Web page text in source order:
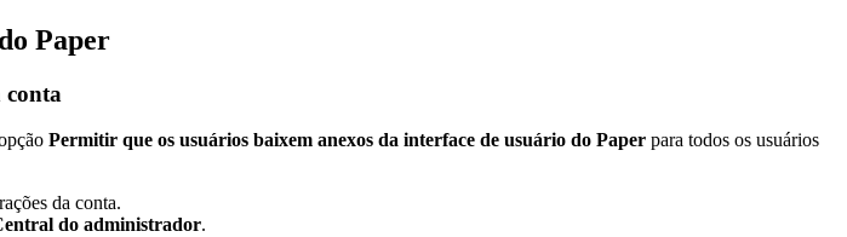
Paper
Permitir que os usuários baixem anexos da interface de usuário do Paper para todos os usuários
da conta.
do administrador.